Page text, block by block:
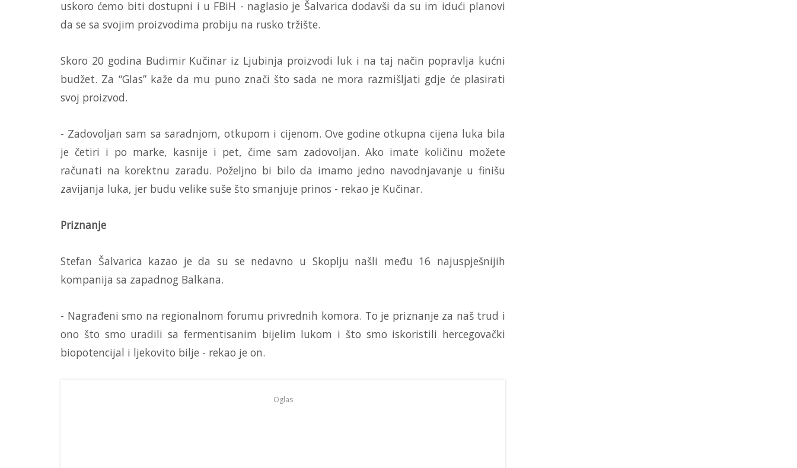
uskoro ćemo biti dostupni i u FBiH - naglasio je Šalvarica dodavši da su im idući planovi
da se sa svojim proizvodima probiju na rusko tržište.
Skoro 20 godina Budimir Kučinar iz Ljubinja proizvodi luk i na taj način popravlja kućni
budžet. Za “Glas” kaže da mu puno znači što sada ne mora razmišljati gdje će plasirati
svoj proizvod.
- Zadovoljan sam sa saradnjom, otkupom i cijenom. Ove godine otkupna cijena luka bila
je četiri i po marke, kasnije i pet, čime sam zadovoljan. Ako imate količinu možete
računati na korektnu zaradu. Poželjno bi bilo da imamo jedno navodnjavanje u finišu
zavijanja luka, jer budu velike suše što smanjuje prinos - rekao je Kučinar.
Priznanje
Stefan Šalvarica kazao je da su se nedavno u Skoplju našli među 16 najuspješnijih
kompanija sa zapadnog Balkana.
- Nagrađeni smo na regionalnom forumu privrednih komora. To je priznanje za naš trud i
ono što smo uradili sa fermentisanim bijelim lukom i što smo iskoristili hercegovački
biopotencijal i ljekovito bilje - rekao je on.
Oglas